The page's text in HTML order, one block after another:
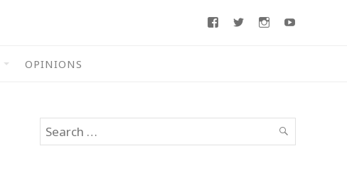
FacebookTwitterInstagram
OPINIONS
Search
for:
SEARCH